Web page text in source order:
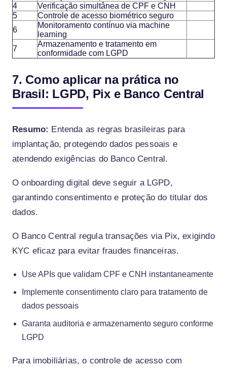
4
Verificação simultânea de CPF e CNH
5
Controle de acesso biométrico seguro
6
Monitoramento contínuo via machine
learning
7
Armazenamento e tratamento em
conformidade com LGPD
7. Como aplicar na prática no
Brasil: LGPD, Pix e Banco Central
Resumo: Entenda as regras brasileiras para
implantação, protegendo dados pessoais e
atendendo exigências do Banco Central.
O onboarding digital deve seguir a LGPD,
garantindo consentimento e proteção do titular dos
dados.
O Banco Central regula transações via Pix, exigindo
KYC eficaz para evitar fraudes financeiras.
Use APIs que validam CPF e CNH instantaneamente
Implemente consentimento claro para tratamento de
dados pessoais
Garanta auditoria e armazenamento seguro conforme
LGPD
Para imobiliárias, o controle de acesso com